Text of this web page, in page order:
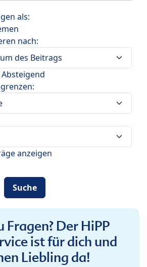
als:
nach:
Absteigend
anzeigen
Fragen? Der HiPP
ist für dich und
Liebling da!